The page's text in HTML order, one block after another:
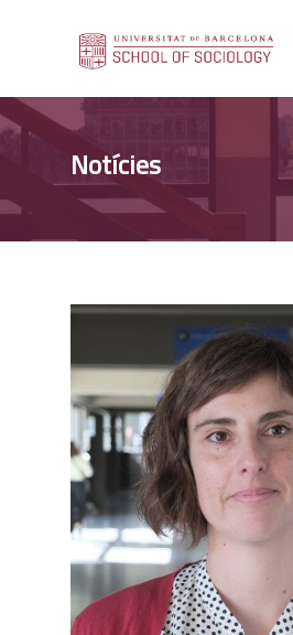
Notícies